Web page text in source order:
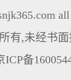
有,未经书
ICP备